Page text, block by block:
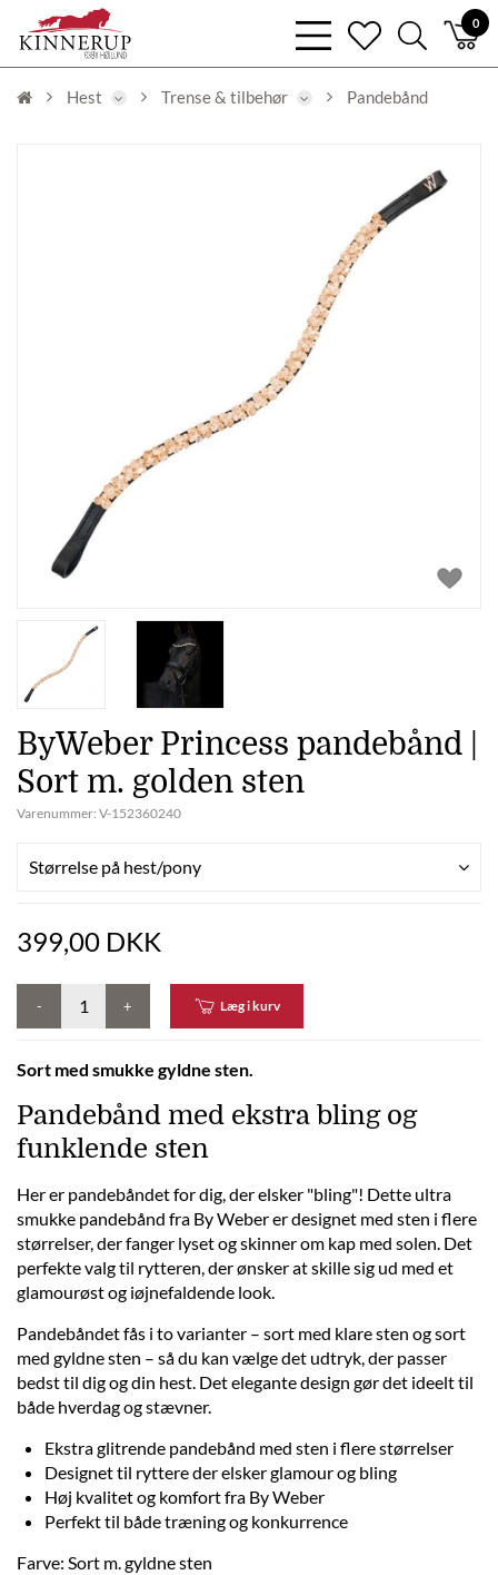
0
bars
light
heart
search
light
Hest Trense & tilbehør Pandebånd
ByWeber Princess pandebånd |
Sort m. golden sten
Varenummer: V-152360240
Størrelse på hest/pony
399,00 DKK
- + Læg i kurv
Sort med smukke gyldne sten.
Pandebånd med ekstra bling og
funklende sten
Her er pandebåndet for dig, der elsker "bling"! Dette ultra
smukke pandebånd fra By Weber er designet med sten i flere
størrelser, der fanger lyset og skinner om kap med solen. Det
perfekte valg til rytteren, der ønsker at skille sig ud med et
glamourøst og iøjnefaldende look.
Pandebåndet fås i to varianter – sort med klare sten og sort
med gyldne sten – så du kan vælge det udtryk, der passer
bedst til dig og din hest. Det elegante design gør det ideelt til
både hverdag og stævner.
Ekstra glitrende pandebånd med sten i flere størrelser
Designet til ryttere der elsker glamour og bling
Høj kvalitet og komfort fra By Weber
Perfekt til både træning og konkurrence
Farve: Sort m. gyldne sten